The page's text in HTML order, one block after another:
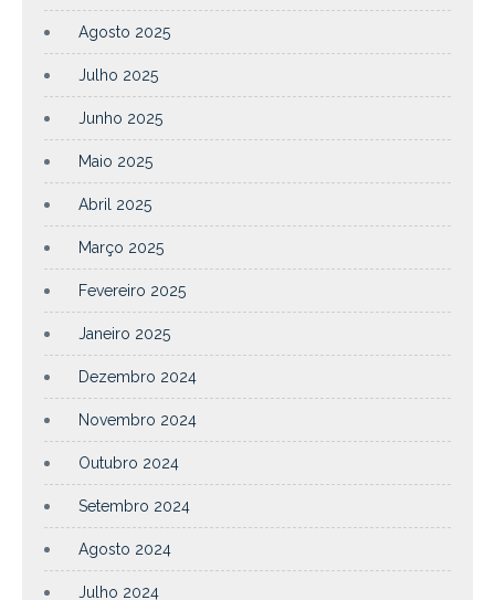
Agosto 2025
Julho 2025
Junho 2025
Maio 2025
Abril 2025
Março 2025
Fevereiro 2025
Janeiro 2025
Dezembro 2024
Novembro 2024
Outubro 2024
Setembro 2024
Agosto 2024
Julho 2024